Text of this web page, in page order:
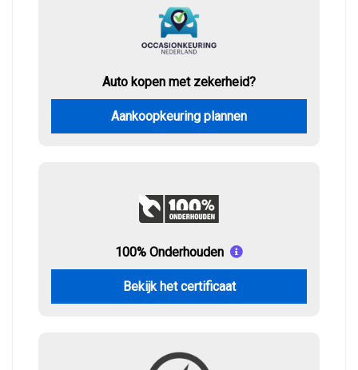
Auto kopen met zekerheid?
Aankoopkeuring plannen
100% Onderhouden
Bekijk het certificaat